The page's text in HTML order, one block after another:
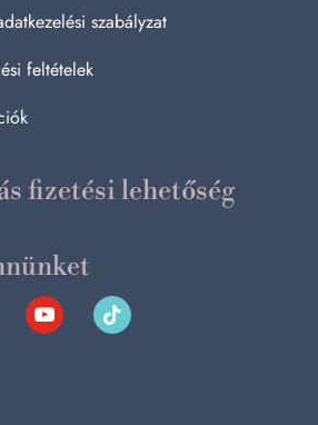
szabályzat
feltételek
fizetési lehetőség
youtube tiktok